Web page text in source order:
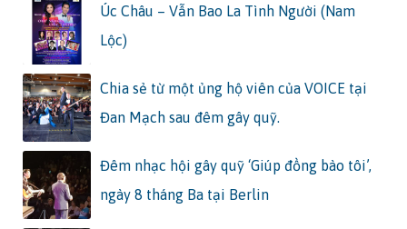
Úc Châu – Vẫn Bao La Tình Người (Nam
Lộc)
Chia sẻ từ một ủng hộ viên của VOICE tại
Đan Mạch sau đêm gây quỹ.
Đêm nhạc hội gây quỹ ‘Giúp đồng bào tôi’,
ngày 8 tháng Ba tại Berlin